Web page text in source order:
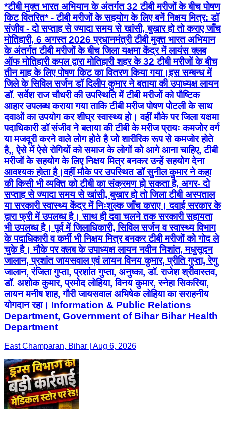
*टीबी मुक्त भारत अभियान के अंतर्गत 32 टीबी मरीजों के बीच पोषण
किट वितरित* - टीबी मरीजों के सहयोग के लिए बनें निक्षय मित्र: डॉ
संजीव - दो सप्ताह से ज्यादा समय से खांसी, बुखार हो तो कराए जाँच
मोतिहारी, 6 अगस्त 2026 प्रधानमंत्री टीबी मुक्त भारत अभियान
के अंतर्गत टीबी मरीजों के बीच जिला यक्षमा केंद्र में लायंस क्लब
ऑफ मोतिहारी कपल द्वारा मोतिहारी शहर के 32 टीबी मरीजों के बीच
तीन माह के लिए पोषण किट का वितरण किया गया।इस सम्बन्ध में
जिले के सिविल सर्जन डॉ दिलीप कुमार ने बताया की उपाध्यक्ष लायन
डॉ. सर्वेश राज चौधरी की उपस्थिति में टीबी मरीजों को पौष्टिक
आहार उपलब्ध कराया गया ताकि टीबी मरीज पोषण पोटली के साथ
दवाओं का उपयोग कर शीघ्र स्वास्थ्य हो। वहीं मौके पर जिला यक्षमा
पदाधिकारी डॉ संजीव ने बताया की टीबी के मरीज प्रायः कमजोर वर्ग
या मजदूरी करने वाले लोग होते है जो शारीरिक रूप से कमजोर होते
है,, ऐसे में ऐसे रोगियों को समाज के लोगों को आगे आना चाहिए, टीबी
मरीजों के सहयोग के लिए निक्षय मित्र बनकर उन्हें सहयोग देना
आवश्यक होता है।वहीं मौके पर उपस्थित डॉ सुनील कुमार ने कहा
की किसी भी व्यक्ति को टीबी का संक्रमण हो सकता है, अगर- दो
सप्ताह से ज्यादा समय से खांसी, बुखार हो तो जिला टीबी अस्पताल
या सरकारी स्वास्थ्य केंद्र में निःशुल्क जाँच कराए। दवाई सरकार के
द्वारा फ्री में उपलब्ध है। साथ ही दवा चलने तक सरकारी सहायता
भी उपलब्ध है। पूर्व में जिलाधिकारी, सिविल सर्जन व स्वास्थ्य विभाग
के पदाधिकारी व कर्मी भी निक्षय मित्र बनकर टीबी मरीजों को गोद ले
चुके है। मौके पर क्लब के उपाध्यक्ष लायन नवीन निशांत, मधुसूदन
जालान, प्रशांत जायसवाल एवं लायन विनय कुमार, प्रीति गुप्ता, रेणु
जालान, रंजिता गुप्ता, प्रशांत गुप्ता, अनुष्का, डॉ. राजेश श्रीवास्तव,
डॉ. अशोक कुमार, प्रमोद लोहिया, विनय कुमार, स्नेहा सिकरिया,
लायन मनीष शाह, गौरी जायसवाल अभिषेक लोहिया का सराहनीय
योगदान रहा। Information & Public Relations
Department, Government of Bihar Bihar Health
Department
East Champaran, Bihar | Aug 6, 2026